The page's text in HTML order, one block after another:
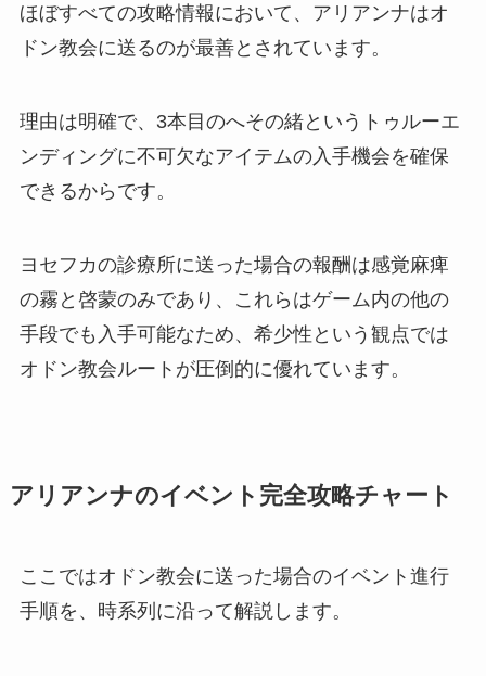
ほぼすべての攻略情報において、アリアンナはオ
ドン教会に送るのが最善とされています。
理由は明確で、3本目のへその緒というトゥルーエ
ンディングに不可欠なアイテムの入手機会を確保
できるからです。
ヨセフカの診療所に送った場合の報酬は感覚麻痺
の霧と啓蒙のみであり、これらはゲーム内の他の
手段でも入手可能なため、希少性という観点では
オドン教会ルートが圧倒的に優れています。
アリアンナのイベント完全攻略チャート
ここではオドン教会に送った場合のイベント進行
手順を、時系列に沿って解説します。